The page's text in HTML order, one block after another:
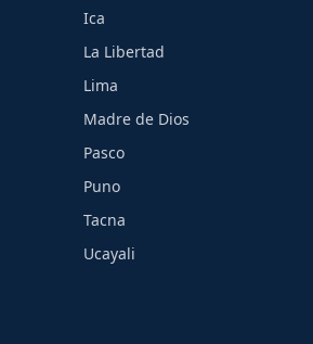
Ica
La Libertad
Lima
Madre de Dios
Pasco
Puno
Tacna
Ucayali